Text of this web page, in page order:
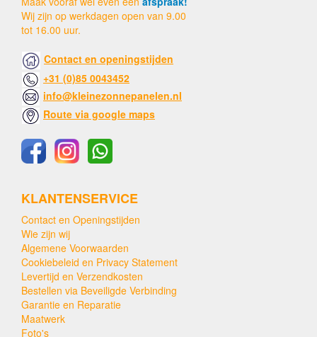
Wij zijn op werkdagen open van 9.00
tot 16.00 uur.
Contact en openingstijden
+31 (0)85 0043452
info@kleinezonnepanelen.nl
Route via google maps
KLANTENSERVICE
Contact en Openingstijden
Wie zijn wij
Algemene Voorwaarden
Cookiebeleid en Privacy Statement
Levertijd en Verzendkosten
Bestellen via Beveiligde Verbinding
Garantie en Reparatie
Maatwerk
Foto's